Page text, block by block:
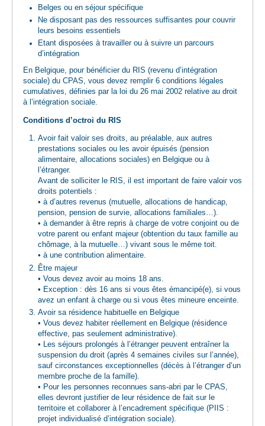
Belges ou en séjour spécifique
Ne disposant pas des ressources suffisantes pour couvrir
leurs besoins essentiels
Etant disposées à travailler ou à suivre un parcours
d’intégration
En Belgique, pour bénéficier du RIS (revenu d’intégration
sociale) du CPAS, vous devez remplir 6 conditions légales
cumulatives, définies par la loi du 26 mai 2002 relative au droit
à l’intégration sociale.
Conditions d’octroi du RIS
Avoir fait valoir ses droits, au préalable, aux autres
prestations sociales ou les avoir épuisés (pension
alimentaire, allocations sociales) en Belgique ou à
l’étranger.
Avant de solliciter le RIS, il est important de faire valoir vos
droits potentiels :
• à d’autres revenus (mutuelle, allocations de handicap,
pension, pension de survie, allocations familiales…).
• à demander à être repris à charge de votre conjoint ou de
votre parent ou enfant majeur (obtention du taux famille au
chômage, à la mutuelle…) vivant sous le même toit.
• à une contribution alimentaire.
Être majeur
• Vous devez avoir au moins 18 ans.
• Exception : dès 16 ans si vous êtes émancipé(e), si vous
avez un enfant à charge ou si vous êtes mineure enceinte.
Avoir sa résidence habituelle en Belgique
• Vous devez habiter réellement en Belgique (résidence
effective, pas seulement administrative).
• Les séjours prolongés à l’étranger peuvent entraîner la
suspension du droit (après 4 semaines civiles sur l’année),
sauf circonstances exceptionnelles (décès à l’étranger d’un
membre proche de la famille).
• Pour les personnes reconnues sans-abri par le CPAS,
elles devront justifier de leur résidence de fait sur le
territoire et collaborer à l’encadrement spécifique (PIIS :
projet individualisé d’intégration sociale).